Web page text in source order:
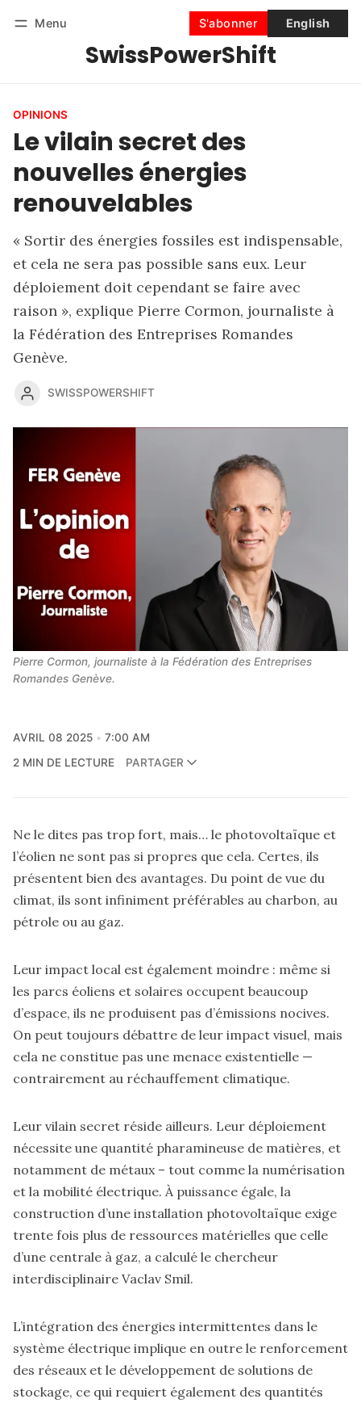
Menu
SwissPowerShift
S'abonner English
Se connecter S'abonner
OPINIONS
Le vilain secret des
nouvelles énergies
renouvelables
« Sortir des énergies fossiles est indispensable,
et cela ne sera pas possible sans eux. Leur
déploiement doit cependant se faire avec
raison », explique Pierre Cormon, journaliste à
la Fédération des Entreprises Romandes
Genève.
SWISSPOWERSHIFT
Pierre Cormon, journaliste à la Fédération des Entreprises
Romandes Genève.
AVRIL 08 2025
7:00 AM
2 MIN DE LECTURE
PARTAGER
Ne le dites pas trop fort, mais… le photovoltaïque et
l’éolien ne sont pas si propres que cela. Certes, ils
présentent bien des avantages. Du point de vue du
climat, ils sont infiniment préférables au charbon, au
pétrole ou au gaz.
Leur impact local est également moindre : même si
les parcs éoliens et solaires occupent beaucoup
d’espace, ils ne produisent pas d’émissions nocives.
On peut toujours débattre de leur impact visuel, mais
cela ne constitue pas une menace existentielle —
contrairement au réchauffement climatique.
Leur vilain secret réside ailleurs. Leur déploiement
nécessite une quantité pharamineuse de matières, et
notamment de métaux – tout comme la numérisation
et la mobilité électrique. À puissance égale, la
construction d’une installation photovoltaïque exige
trente fois plus de ressources matérielles que celle
d’une centrale à gaz, a calculé le chercheur
interdisciplinaire Vaclav Smil.
L’intégration des énergies intermittentes dans le
système électrique implique en outre le renforcement
des réseaux et le développement de solutions de
stockage, ce qui requiert également des quantités